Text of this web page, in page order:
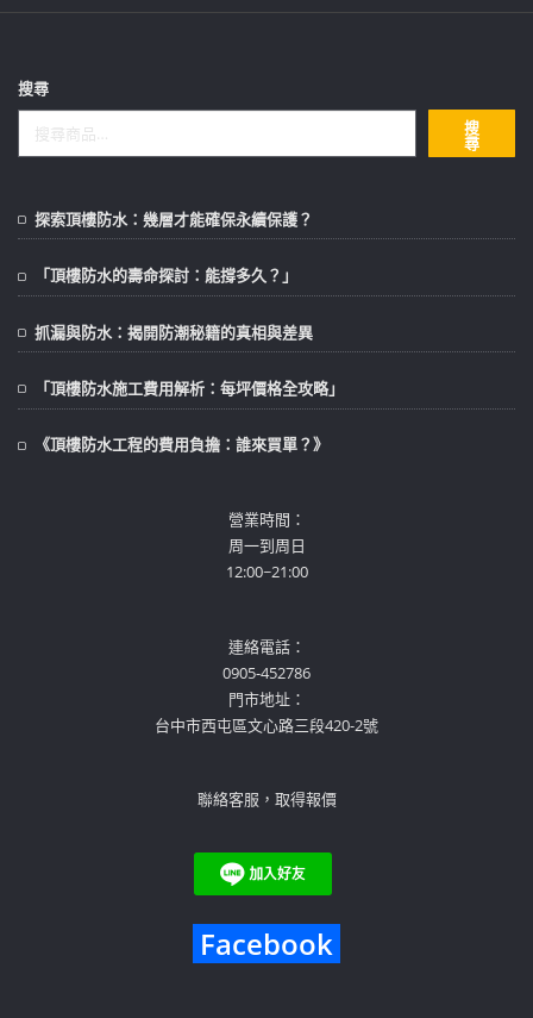
搜尋
搜
尋
探索頂樓防水：幾層才能確保永續保護？
「頂樓防水的壽命探討：能撐多久？」
抓漏與防水：揭開防潮秘籍的真相與差異
「頂樓防水施工費用解析：每坪價格全攻略」
《頂樓防水工程的費用負擔：誰來買單？》
營業時間：
周一到周日
12:00~21:00
連絡電話：
0905-452786
門市地址：
台中市西屯區文心路三段420-2號
聯絡客服，取得報價
Facebook